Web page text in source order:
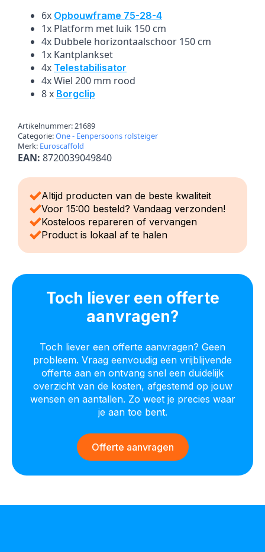
6x Opbouwframe 75-28-4
1x Platform met luik 150 cm
4x Dubbele horizontaalschoor 150 cm
1x Kantplankset
4x Telestabilisator
4x Wiel 200 mm rood
8 x Borgclip
Artikelnummer:21689
Categorie:One - Eenpersoons rolsteiger
Merk: Euroscaffold
EAN: 8720039049840
Altijd producten van de beste kwaliteit
Voor 15:00 besteld? Vandaag verzonden!
Kosteloos repareren of vervangen
Product is lokaal af te halen
Toch liever een offerte
aanvragen?
Toch liever een offerte aanvragen? Geen
probleem. Vraag eenvoudig een vrijblijvende
offerte aan en ontvang snel een duidelijk
overzicht van de kosten, afgestemd op jouw
wensen en aantallen. Zo weet je precies waar
je aan toe bent.
Offerte aanvragen